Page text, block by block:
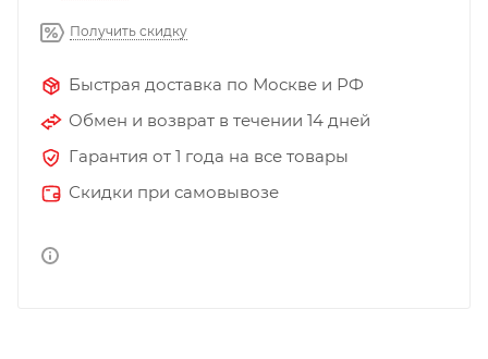
Получить скидку
Быстрая доставка по Москве и РФ
Обмен и возврат в течении 14 дней
Гарантия от 1 года на все товары
Скидки при самовывозе